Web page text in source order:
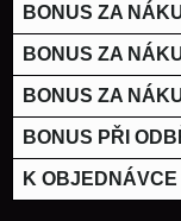
BONUS ZA
BONUS ZA
BONUS ZA
BONUS PŘI
K